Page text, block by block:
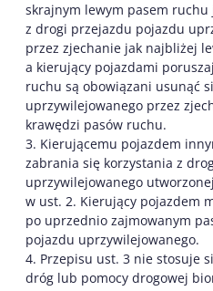
skrajnym lewym pasem
z drogi przejazdu pojazdu
przez zjechanie jak najbliżej
a kierujący pojazdami
ruchu są obowiązani usunąć
uprzywilejowanego przez
krawędzi pasów ruchu.
3. Kierującemu pojazdem
zabrania się korzystania z
uprzywilejowanego
w ust. 2. Kierujący pojazdem
po uprzednio zajmowanym
pojazdu uprzywilejowanego.
4. Przepisu ust. 3 nie stosuje
dróg lub pomocy drogowej